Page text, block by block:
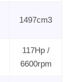
1497cm3
117Hp /
6600rpm